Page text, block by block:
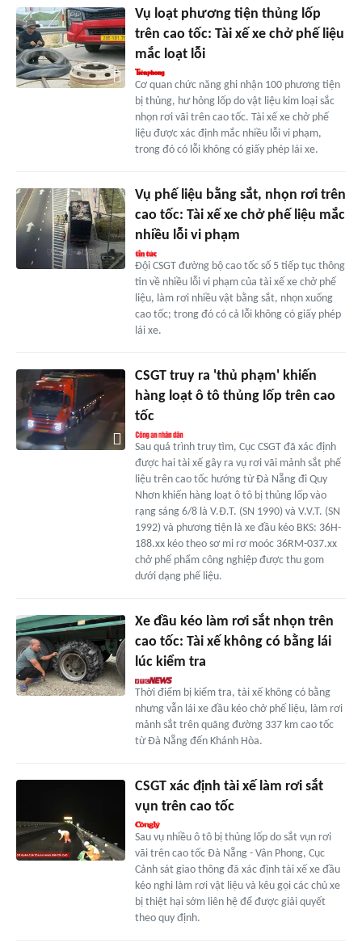
Vụ loạt phương tiện thủng lốp
trên cao tốc: Tài xế xe chở phế liệu
mắc loạt lỗi
Cơ quan chức năng ghi nhận 100 phương tiện
bị thủng, hư hỏng lốp do vật liệu kim loại sắc
nhọn rơi vãi trên cao tốc. Tài xế xe chở phế
liệu được xác định mắc nhiều lỗi vi phạm,
trong đó có lỗi không có giấy phép lái xe.
Vụ phế liệu bằng sắt, nhọn rơi trên
cao tốc: Tài xế xe chở phế liệu mắc
nhiều lỗi vi phạm
Đội CSGT đường bộ cao tốc số 5 tiếp tục thông
tin về nhiều lỗi vi phạm của tài xế xe chở phế
liệu, làm rơi nhiều vật bằng sắt, nhọn xuống
cao tốc; trong đó có cả lỗi không có giấy phép
lái xe.
CSGT truy ra 'thủ phạm' khiến
hàng loạt ô tô thủng lốp trên cao
tốc
Sau quá trình truy tìm, Cục CSGT đã xác định
được hai tài xế gây ra vụ rơi vãi mảnh sắt phế
liệu trên cao tốc hướng từ Đà Nẵng đi Quy
Nhơn khiến hàng loạt ô tô bị thủng lốp vào
rạng sáng 6/8 là V.Đ.T. (SN 1990) và V.V.T. (SN
1992) và phương tiện là xe đầu kéo BKS: 36H-
188.xx kéo theo sơ mi rơ moóc 36RM-037.xx
chở phế phẩm công nghiệp được thu gom
dưới dạng phế liệu.
Xe đầu kéo làm rơi sắt nhọn trên
cao tốc: Tài xế không có bằng lái
lúc kiểm tra
Thời điểm bị kiểm tra, tài xế không có bằng
nhưng vẫn lái xe đầu kéo chở phế liệu, làm rơi
mảnh sắt trên quãng đường 337 km cao tốc
từ Đà Nẵng đến Khánh Hòa.
CSGT xác định tài xế làm rơi sắt
vụn trên cao tốc
Sau vụ nhiều ô tô bị thủng lốp do sắt vụn rơi
vãi trên cao tốc Đà Nẵng - Vân Phong, Cục
Cảnh sát giao thông đã xác định tài xế xe đầu
kéo nghi làm rơi vật liệu và kêu gọi các chủ xe
bị thiệt hại sớm liên hệ để được giải quyết
theo quy định.